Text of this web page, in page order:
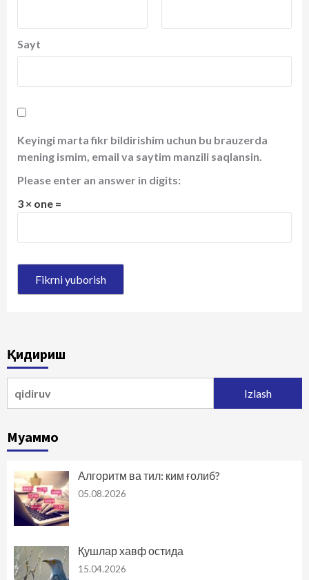
Sayt
Keyingi marta fikr bildirishim uchun bu brauzerda
mening ismim, email va saytim manzili saqlansin.
Please enter an answer in digits:
3 × one =
Қидириш
Муаммо
Алгоритм ва тил: ким ғолиб?
05.08.2026
Қушлар хавф остида
15.04.2026